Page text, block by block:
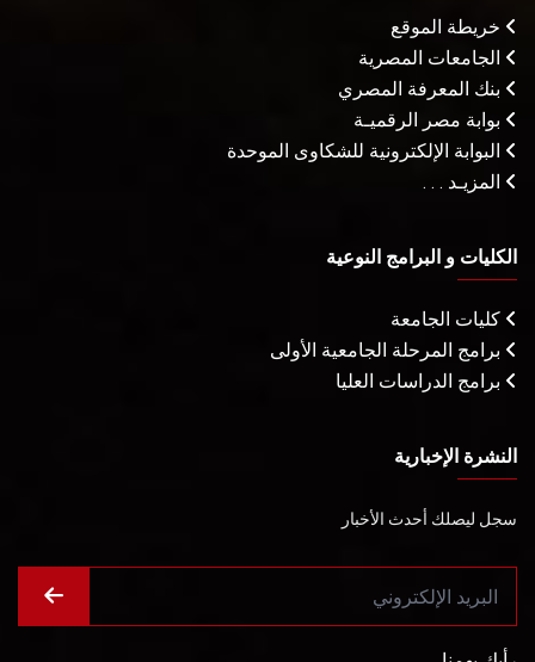
خريطة الموقع
الجامعات المصرية
بنك المعرفة المصري
بوابة مصر الرقميـة
البوابة الإلكترونية للشكاوى الموحدة
المزيـد . . .
الكليات و البرامج النوعية
كليات الجامعة
برامج المرحلة الجامعية الأولى
برامج الدراسات العليا
النشرة الإخبارية
سجل ليصلك أحدث الأخبار